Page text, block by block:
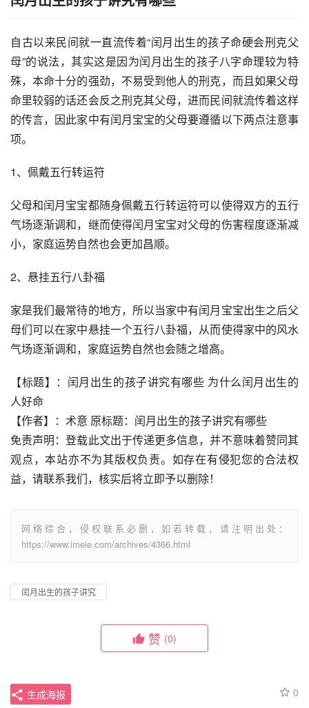
自古以来民间就一直流传着“闰月出生的孩子命硬会刑克父
母”的说法，其实这是因为闰月出生的孩子八字命理较为特
殊，本命十分的强劲，不易受到他人的刑克，而且如果父母
命里较弱的话还会反之刑克其父母，进而民间就流传着这样
的传言，因此家中有闰月宝宝的父母要遵循以下两点注意事
项。
1、佩戴五行转运符
父母和闰月宝宝都随身佩戴五行转运符可以使得双方的五行
气场逐渐调和，继而使得闰月宝宝对父母的伤害程度逐渐减
小，家庭运势自然也会更加昌顺。
2、悬挂五行八卦福
家是我们最常待的地方，所以当家中有闰月宝宝出生之后父
母们可以在家中悬挂一个五行八卦福，从而使得家中的风水
气场逐渐调和，家庭运势自然也会随之增高。
【标题】：闰月出生的孩子讲究有哪些 为什么闰月出生的
人好命
【作者】：术意 原标题：闰月出生的孩子讲究有哪些
免责声明：登载此文出于传递更多信息，并不意味着赞同其
观点，本站亦不为其版权负责。如存在有侵犯您的合法权
益，请联系我们，核实后将立即予以删除！
网络综合，侵权联系必删，如若转载，请注明出处：
https://www.imeie.com/archives/4366.html
闰月出生的孩子讲究
赞 (0)
0
生成海报